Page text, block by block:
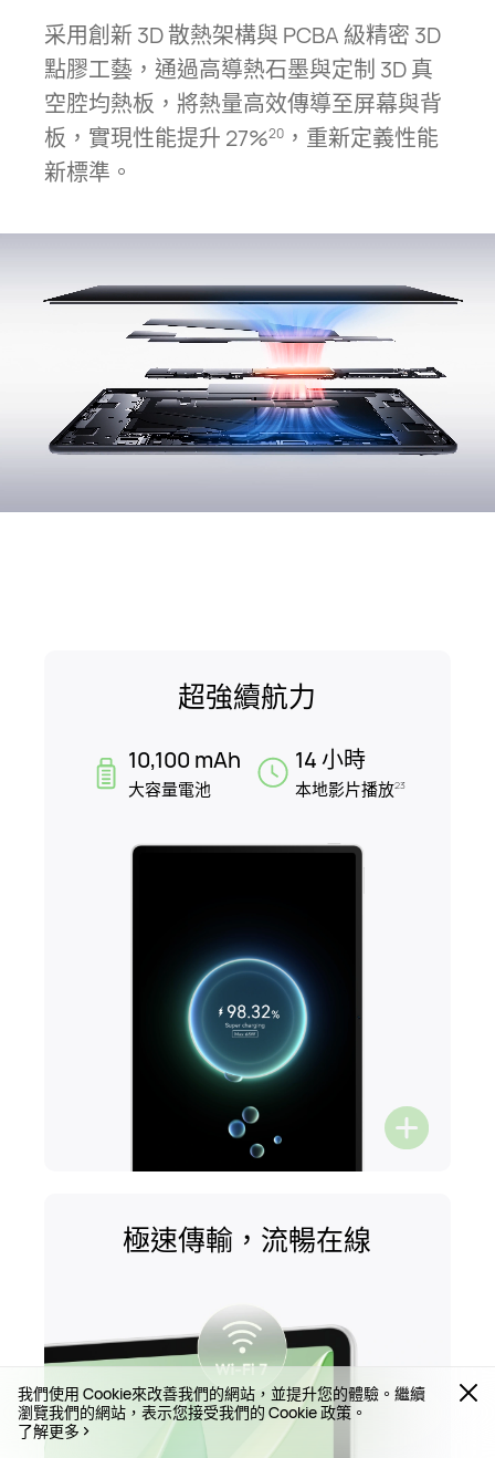
我們使用 Cookie來改善我們的網站，並提升您的體驗。繼續
瀏覽我們的網站，表示您接受我們的 Cookie 政策。
了解更多
采用創新 3D 散熱架構與 PCBA 級精密 3D
點膠工藝，通過高導熱石墨與定制 3D 真
空腔均熱板，將熱量高效傳導至屏幕與背
板，實現性能提升 27%20，重新定義性能
新標⁠準。
超強續航力
10,100 mAh
大容量電池
14 小時
本地影片播放23
極速傳輸，流暢在線